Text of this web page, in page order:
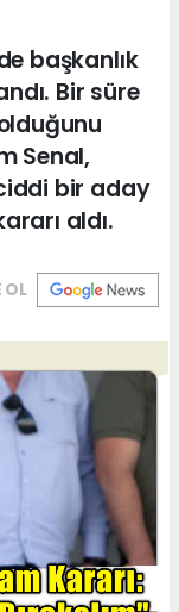
başkanlık
Bir süre
Senal,
bir aday
aldı.
OL